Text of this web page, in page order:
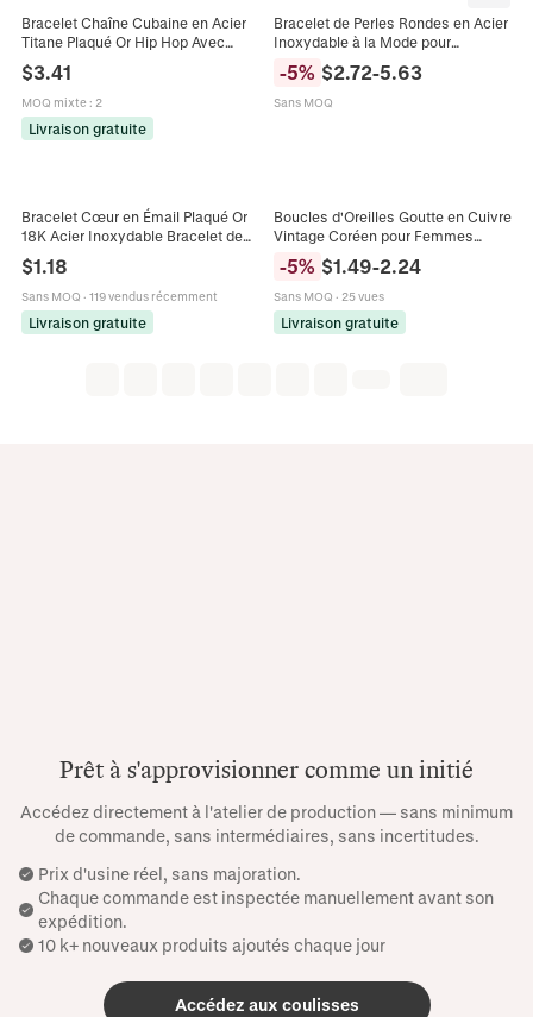
Bracelet Chaîne Cubaine en Acier
Titane Plaqué Or Hip Hop Avec
Poire Pour Bijoux Mode Unisexe
$3.41
MOQ mixte: 2
Livraison gratuite
Bracelet de Perles Rondes en Acier
Inoxydable à la Mode pour
Bracelet Chaîne à Billes en Métal
Bijoux Cadeau
-5% $2.72-5.63
Sans MOQ
Bracelet Cœur en Émail Plaqué Or
18K Acier Inoxydable Bracelet de
Chaîne à Maillons Cœur Coloré
Bijoux Unisexe
$1.18
Sans MOQ · 119 vendus récemment
Livraison gratuite
Boucles d'Oreilles Goutte en Cuivre
Vintage Coréen pour Femmes
Incrusté de Zircone Plaqué Or
Argent Élégant Bijoux de Mode
Boucle d'Oreille
-5% $1.49-2.24
Sans MOQ · 25 vues
Livraison gratuite
Prêt à s'approvisionner comme un initié
Accédez directement à l'atelier de production — sans minimum
de commande, sans intermédiaires, sans incertitudes.
Prix ​​d'usine réel, sans majoration.
Chaque commande est inspectée manuellement avant son
expédition.
10 k+ nouveaux produits ajoutés chaque jour
Accédez aux coulisses